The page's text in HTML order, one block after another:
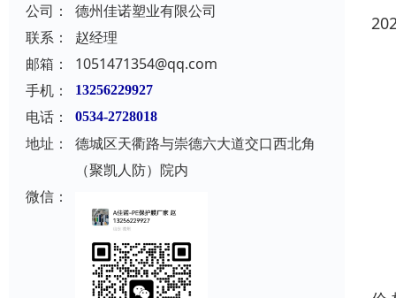
公司：
德州佳诺塑业有限公司
联系：
赵经理
邮箱：
1051471354@qq.com
手机：
13256229927
电话： 0534-2728018
地址：
德城区天衢路与崇德六大道交口西北角
（聚凯人防）院内
微信：